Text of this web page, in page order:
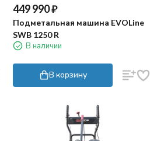
449 990₽
Подметальная машина EVOLine
SWB 1250 R
В наличии
В корзину